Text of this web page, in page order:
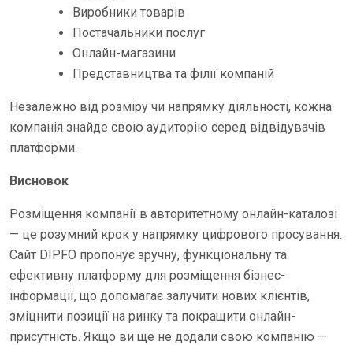
Виробники товарів
Постачальники послуг
Онлайн-магазини
Представництва та філії компаній
Незалежно від розміру чи напрямку діяльності, кожна
компанія знайде свою аудиторію серед відвідувачів
платформи.
Висновок
Розміщення компанії в авторитетному онлайн-каталозі
— це розумний крок у напрямку цифрового просування.
Сайт DIPFO пропонує зручну, функціональну та
ефективну платформу для розміщення бізнес-
інформації, що допомагає залучити нових клієнтів,
зміцнити позиції на ринку та покращити онлайн-
присутність. Якщо ви ще не додали свою компанію —